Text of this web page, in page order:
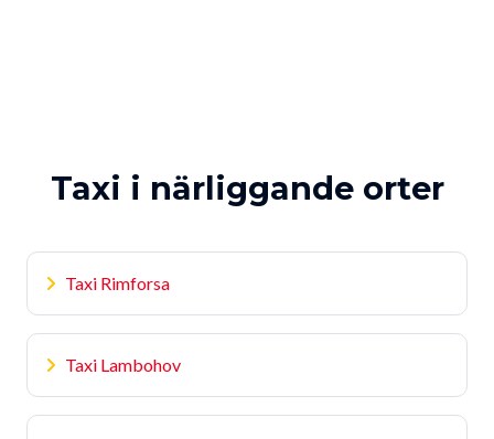
Taxi i närliggande orter
Taxi Rimforsa
Taxi Lambohov